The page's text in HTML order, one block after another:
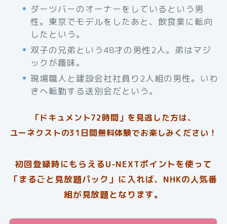
ダーツバーのオーナーをしているという男
性。東京でモデルをしたあと、飲食業に転向
したという。
双子の兄弟という48才の男性2人。弟はマジ
ックが趣味。
現場職人と建設会社社員り2人組の男性。いわ
きへ転勤する送別会だという。
「ドキュメント72時間」を見逃した方は、
ユーネクストの31日間無料体験でお楽しみください！
初回登録時にもらえるU-NEXTポイントを使って
「まるごと見放題パック」に入れば、NHKの人気番
組が見放題となります。